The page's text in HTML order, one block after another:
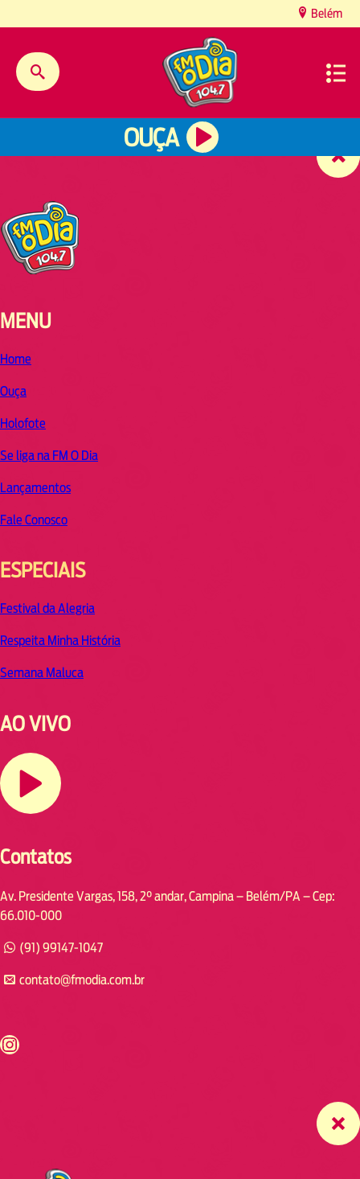
Belém
OUÇA
MENU
Home
Ouça
Holofote
Se liga na FM O Dia
Lançamentos
Fale Conosco
ESPECIAIS
Festival da Alegria
Respeita Minha História
Semana Maluca
AO VIVO
Contatos
Av. Presidente Vargas, 158, 2° andar, Campina – Belém/PA – Cep:
66.010-000
(91) 99147-1047
contato@fmodia.com.br
https://www.instagram.com/fmodia.cabofrio/